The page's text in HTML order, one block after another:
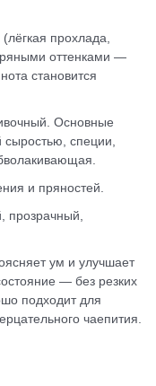
прохлада,
оттенками —
становится
Основные
сыростью, специи,
и пряностей.
прозрачный,
ум и улучшает
— без резких
подходит для
чаепития.